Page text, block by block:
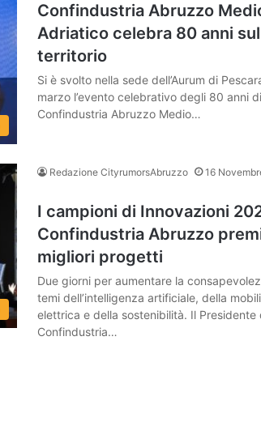
Confindustria Abruzzo
Adriatico celebra 80 anni sul
territorio
Si è svolto nella sede dell’Aurum di
marzo l’evento celebrativo degli 80 anni di
Confindustria Abruzzo Medio…
Redazione CityrumorsAbruzzo
16
I campioni di Innovazioni
Confindustria Abruzzo
migliori progetti
Due giorni per aumentare la
temi dell’intelligenza artificiale, della
elettrica e della sostenibilità. Il Presidente
Confindustria…